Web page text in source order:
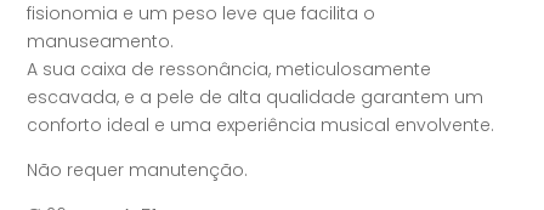
fisionomia e um peso leve que facilita o
manuseamento.
A sua caixa de ressonância, meticulosamente
escavada, e a pele de alta qualidade garantem um
conforto ideal e uma experiência musical envolvente.
Não requer manutenção.